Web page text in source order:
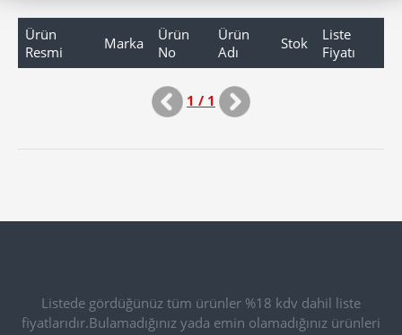
Ürün
Resmi
Marka
Ürün
No
Ürün
Adı
Stok
Liste
Fiyatı
1 / 1
Listede gördüğünüz tüm ürünler %18 kdv dahil liste
fiyatlarıdır.Bulamadığınız yada emin olamadığınız ürünleri